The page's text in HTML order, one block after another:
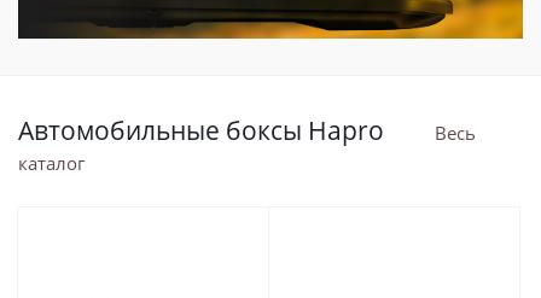
Автомобильные боксы Hapro
Весь
каталог